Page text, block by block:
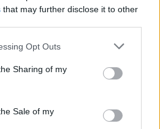
that may further disclose it to other
app uses one or more Google
behaviour. You may click to
and its third-party tags to
purposes in below Google
Opt Outs
Sharing of my
Sale of my